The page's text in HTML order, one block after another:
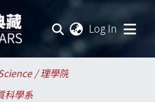
Log In
/ 理學院
科學系